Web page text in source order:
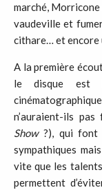
marché, Morricone
vaudeville et
cithare… et encore
A la première
le disque est
n’auraient-ils
Show?), qui font
sympathiques
vite que les
permettent